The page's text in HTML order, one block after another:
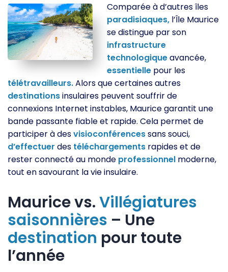
Comparée à d’autres îles
paradisiaques, l’Île Maurice
se distingue par son
infrastructure
technologiqueavancée,
essentielle pour les
télétravailleurs.Alors que certaines autres
destinationsinsulaires peuvent souffrir de
connexions Internet instables, Maurice garantit une
bande passante fiable et rapide. Cela permet de
participer à desvisioconférencessans souci,
d’effectuer des téléchargements rapides et de
rester connecté au monde professionnel moderne,
tout en savourant la vie insulaire.
Maurice vs.Villégiatures
saisonnières – Une
destination pour toute
l’année